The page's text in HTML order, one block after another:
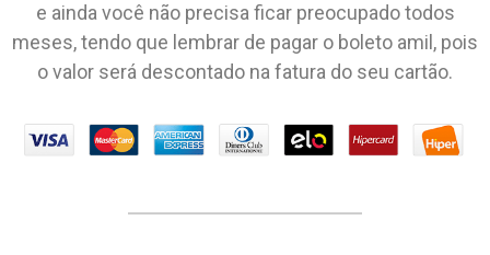
e ainda você não precisa ficar preocupado todos
meses, tendo que lembrar de pagar o boleto amil, pois
o valor será descontado na fatura do seu cartão.